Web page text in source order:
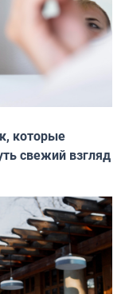
которые
свежий взгляд